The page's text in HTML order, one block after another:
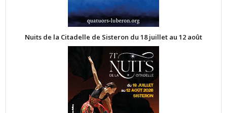
Nuits de la Citadelle de Sisteron du 18 juillet au 12 août